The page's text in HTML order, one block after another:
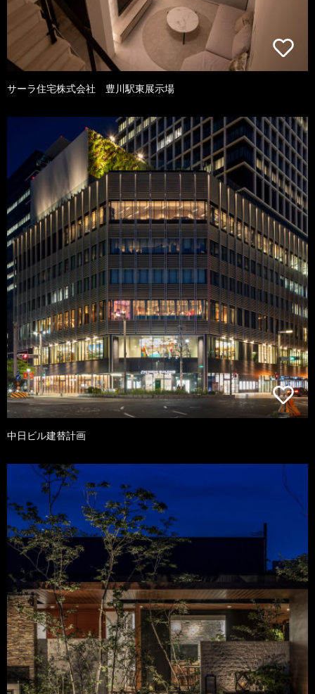
サーラ住宅株式会社 豊川駅東展示場
中日ビル建替計画